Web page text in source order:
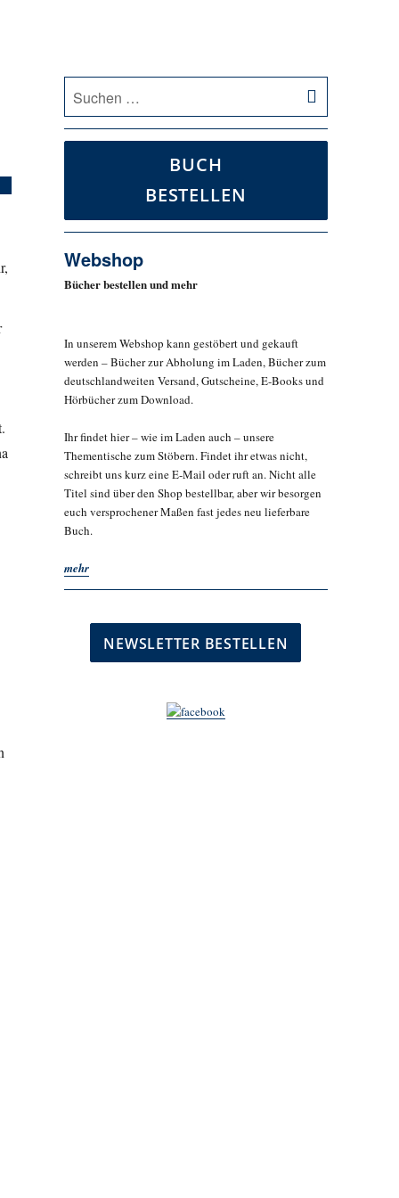
nach:
BUCH
BESTELLEN
Webshop
Bücher bestellen und mehr
In unserem Webshop kann gestöbert und gekauft
werden – Bücher zur Abholung im Laden, Bücher zum
deutschlandweiten Versand, Gutscheine, E-Books und
Hörbücher zum Download.
Ihr findet hier – wie im Laden auch – unsere
Thementische zum Stöbern. Findet ihr etwas nicht,
schreibt uns kurz eine E-Mail oder ruft an. Nicht alle
Titel sind über den Shop bestellbar, aber wir besorgen
euch versprochener Maßen fast jedes neu lieferbare
Buch.
mehr